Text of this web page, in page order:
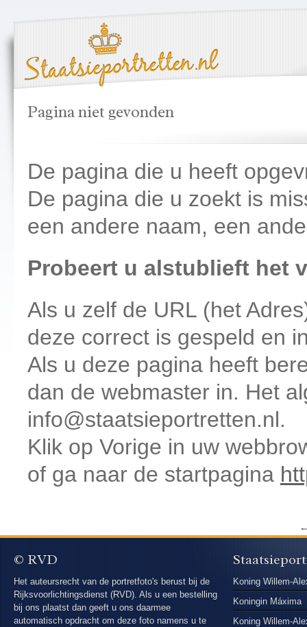
Pagina niet gevonden
De pagina die u heeft
De pagina die u zoekt is
een andere naam, een
Probeert u alstublieft het
Als u zelf de URL (het
deze correct is gespeld en
Als u deze pagina heeft
dan de webmaster in. Het
info@staatsieportretten.nl.
Klik op Vorige in uw
of ga naar de startpagina
© RVD
Het auteursrecht van de portretfoto's berust bij de
Rijksvoorlichtingsdienst (RVD). Als u een bestelling
bij ons plaatst dan geeft u ons daarmee
automatisch opdracht om deze foto namens u te
Koning Willem-
Koningin Máxima
Koning Willem-